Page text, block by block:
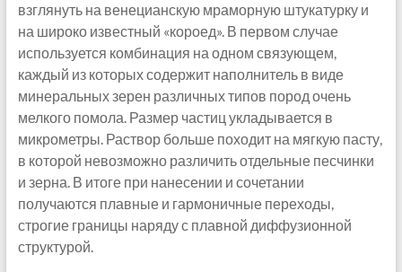
взглянуть на венецианскую мраморную штукатурку и
на широко известный «короед». В первом случае
используется комбинация на одном связующем,
каждый из которых содержит наполнитель в виде
минеральных зерен различных типов пород очень
мелкого помола. Размер частиц укладывается в
микрометры. Раствор больше походит на мягкую пасту,
в которой невозможно различить отдельные песчинки
и зерна. В итоге при нанесении и сочетании
получаются плавные и гармоничные переходы,
строгие границы наряду с плавной диффузионной
структурой.